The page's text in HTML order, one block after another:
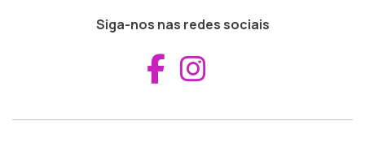
Siga-nos nas redes sociais
Aceder ao